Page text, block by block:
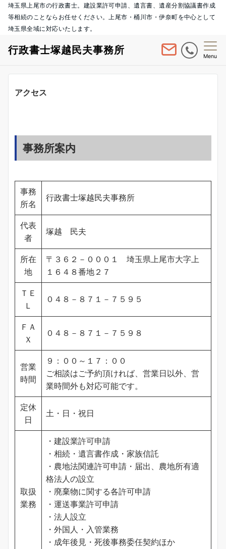
埼玉県上尾市の行政書士。建設業許可申請、遺言書、遺産分割協議書作成
等相続のことならお任せください。上尾市・桶川市・伊奈町を中心として
埼玉県全域に対応いたします。
行政書士塚越民夫事務所 Menu
アクセス
事務所案内
事務
所名
行政書士塚越民夫事務所
代表
者
塚越 民夫
所在
地
〒３６２－０００１ 埼玉県上尾市大字上
１６４８番地２７
ＴＥ
Ｌ
０４８－８７１－７５９５
ＦＡ
Ｘ
０４８－８７１－７５９８
営業
時間
９：００～１７：００
ご相談はご予約頂ければ、営業日以外、営
業時間外も対応可能です。
定休
日
土・日・祝日
取扱
業務
・建設業許可申請
・相続・遺言書作成・家族信託
・農地法関連許可申請・届出、農地所有適
格法人の設立
・廃棄物に関する各許可申請
・運送事業許可申請
・法人設立
・外国人・入管業務
・成年後見・死後事務委任契約ほか